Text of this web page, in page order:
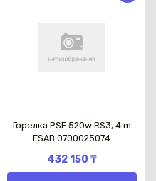
Горелка PSF 520w RS3, 4 m
ESAB 0700025074
432 150 ₸